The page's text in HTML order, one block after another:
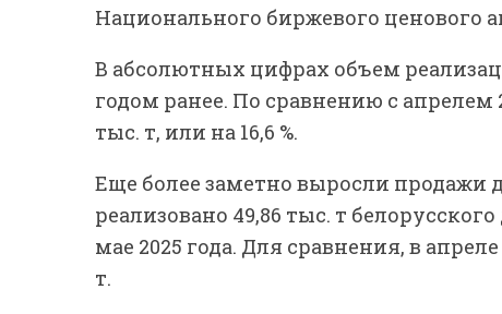
Национального биржевого ценового
В абсолютных цифрах объем
годом ранее. По сравнению с апрелем
тыс. т, или на 16,6 %.
Еще более заметно выросли продажи
реализовано 49,86 тыс. т
мае 2025 года. Для сравнения, в
т.